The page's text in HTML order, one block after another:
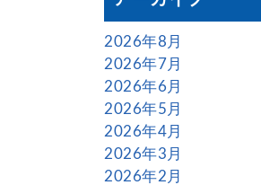
2026年8月
2026年7月
2026年6月
2026年5月
2026年4月
2026年3月
2026年2月